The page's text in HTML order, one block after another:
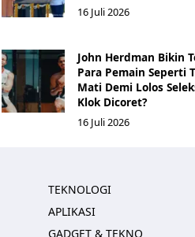
16 Juli 2026
John Herdman Bikin
Para Pemain Seperti
Mati Demi Lolos
Klok Dicoret?
16 Juli 2026
TEKNOLOGI
APLIKASI
GADGET & TEKNO